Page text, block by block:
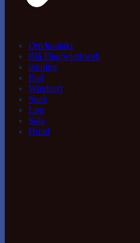
Om/kontakt
Blå Flag/wind/web
træning
Foil
Windsurf
Snak
Log
Salg
Hund